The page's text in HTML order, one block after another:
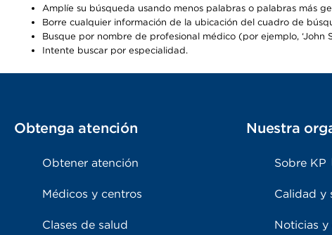
Amplíe su búsqueda usando menos palabras o palabras más
Borre cualquier información de la ubicación del cuadro de
Busque por nombre de profesional médico (por ejemplo, ‘John
Intente buscar por especialidad.
Obtenga atención
Obtener atención
Médicos y centros
Clases de salud
Nuestra
Sobre KP
Calidad y
Noticias y